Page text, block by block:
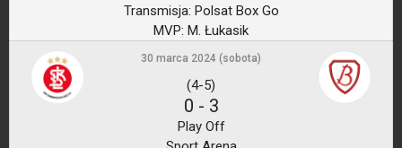
Transmisja: Polsat Box Go
MVP: M. Łukasik
30 marca 2024 (sobota)
(4-5)
0 - 3
Play Off